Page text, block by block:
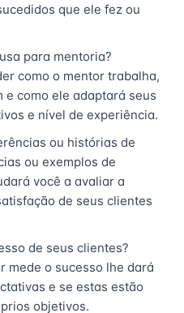
que ele fez ou
para mentoria?
como o mentor trabalha,
e como ele adaptará seus
e nível de experiência.
ou histórias de
ou exemplos de
você a avaliar a
de seus clientes
de seus clientes?
mede o sucesso lhe dará
e se estas estão
objetivos.